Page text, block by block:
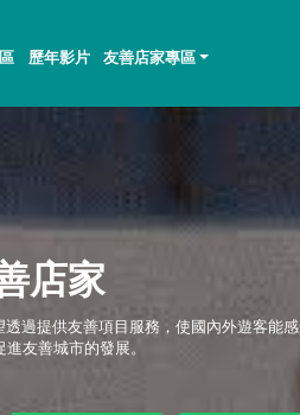
歷年影片 友善店家專區
店家
過提供友善項目服務，使國內外遊客能
友善城市的發展。